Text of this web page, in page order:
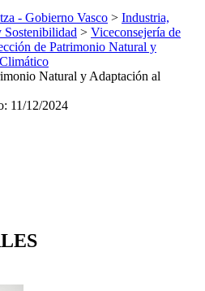
- Gobierno Vasco > Industria,
Sostenibilidad > Viceconsejería de
de Patrimonio Natural y
Natural y Adaptación al
: 11/12/2024